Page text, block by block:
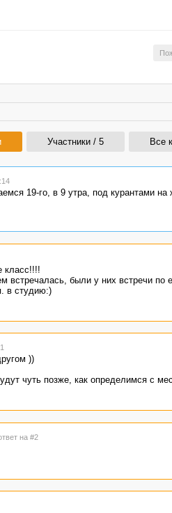
Участники / 5 Все
19-го, в 9 утра, под курантами
класс!!!!
были у них встречи по
в студию:)
))
чуть позже, как определимся с
на #2